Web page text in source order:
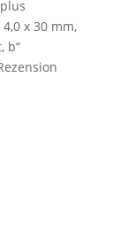
x 30 mm,
b“